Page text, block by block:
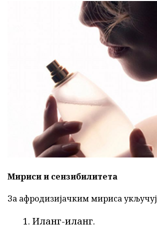
Мириси и сензибилитета
За афродизијачким мириса
Иланг-иланг.